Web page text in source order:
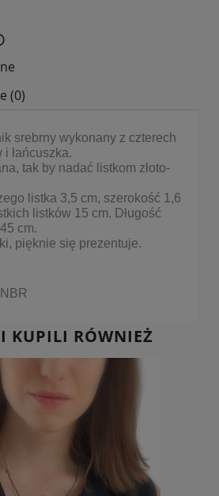
kosztów płatności
(0)
srebrny wykonany z czterech
i łańcuszka.
tak by nadać listkom złoto-
listka 3,5 cm, szerokość 1,6
listków 15 cm. Długość
cm.
pięknie się prezentuje.
KUPILI RÓWNIEŻ